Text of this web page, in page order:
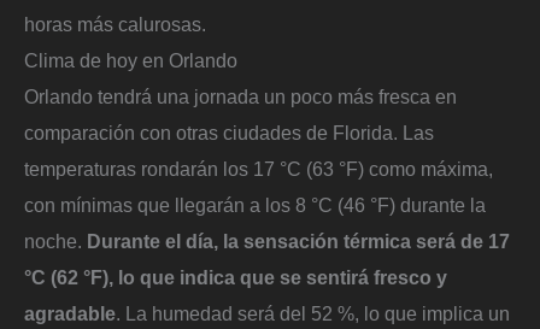
horas más calurosas.
Clima de hoy en Orlando
Orlando tendrá una jornada un poco más fresca en
comparación con otras ciudades de Florida. Las
temperaturas rondarán los 17 °C (63 °F) como máxima,
con mínimas que llegarán a los 8 °C (46 °F) durante la
noche. Durante el día, la sensación térmica será de 17
°C (62 °F), lo que indica que se sentirá fresco y
agradable. La humedad será del 52 %, lo que implica un